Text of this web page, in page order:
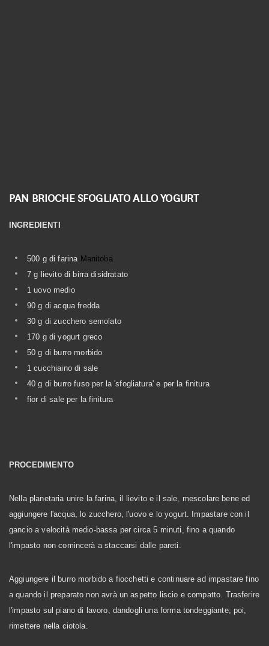
PAN BRIOCHE SFOGLIATO ALLO YOGURT
INGREDIENTI
500 g di farina Manitoba
7 g lievito di birra disidratato
1 uovo medio
90 g di acqua fredda
30 g di zucchero semolato
170 g di yogurt greco
50 g di burro morbido
1 cucchiaino di sale
40 g di burro fuso per la 'sfogliatura' e per la finitura
fior di sale per la finitura
PROCEDIMENTO
Nella planetaria unire la farina, il lievito e il sale, mescolare bene ed
aggiungere l'acqua, lo zucchero, l'uovo e lo yogurt. Impastare con il
gancio a velocità medio-bassa per circa 5 minuti, fino a quando
l'impasto non comincerà a staccarsi dalle pareti.
Aggiungere il burro morbido a fiocchetti e continuare ad impastare fino
a quando il preparato non avrà un aspetto liscio e compatto. Trasferire
l'impasto sul piano di lavoro, dandogli una forma tondeggiante; poi,
rimettere nella ciotola.